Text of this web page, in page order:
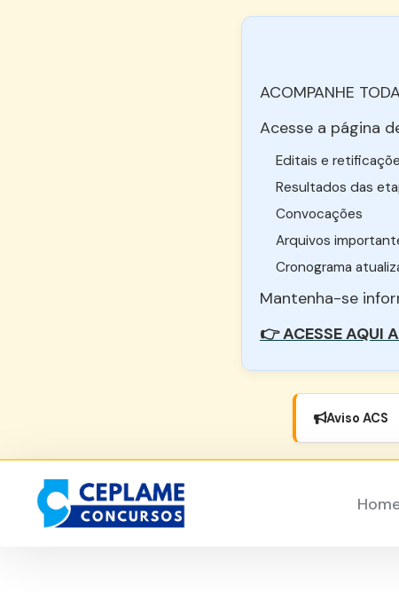
ACOMPANHE
Acesse a página
Editais e
Resultados das
Convocações
Arquivos
Cronograma
Mantenha-se
👉 ACESSE AQUI
Aviso ACS